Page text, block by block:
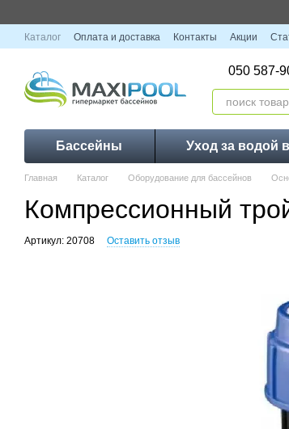
Каталог Оплата и доставка Контакты Акции
050 587-
Бассейны Уход за водой
Главная Каталог Оборудование для бассейнов
Компрессионный
Артикул: 20708 Оставить отзыв